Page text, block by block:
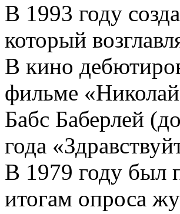
В 1993 году
который
В кино
фильме
Бабс Баберлей
года
В 1979 году был
итогам опроса